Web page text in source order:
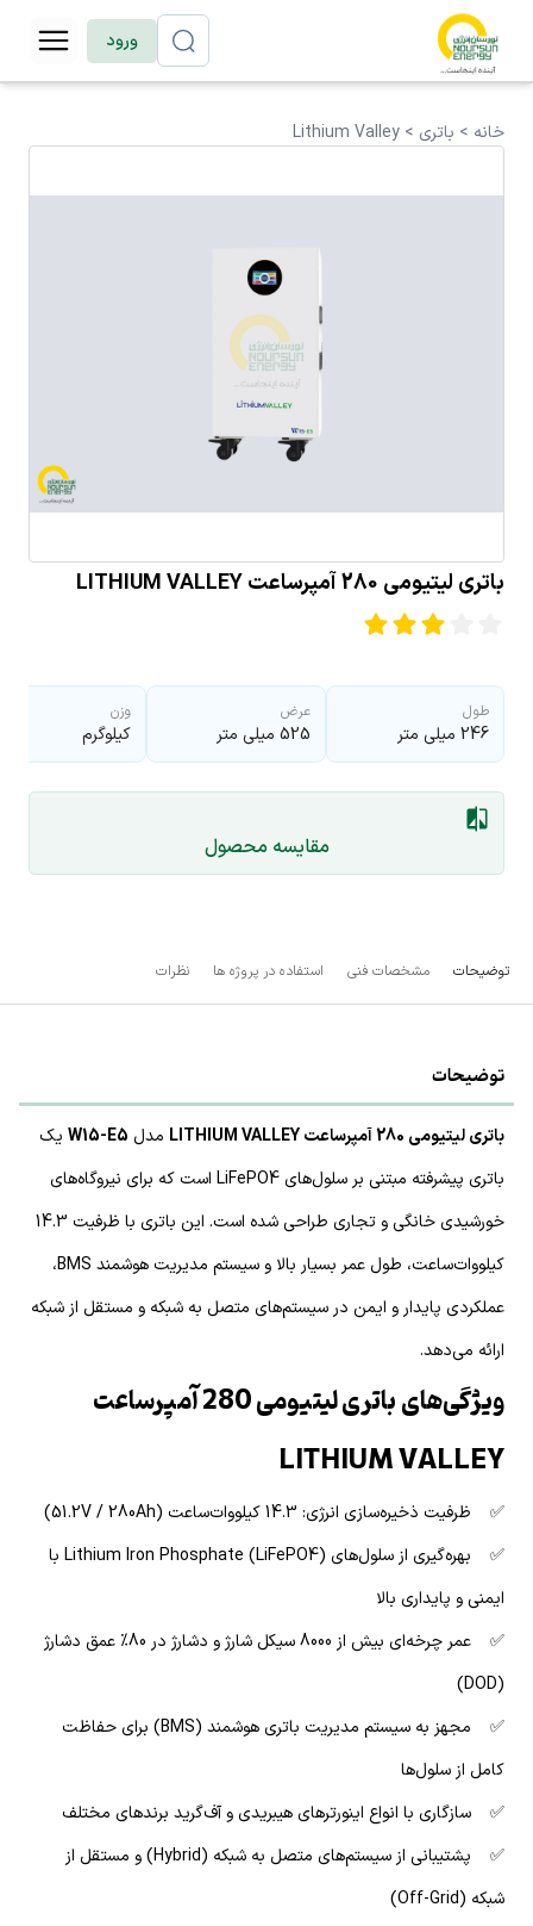
ورود
خانه > باتری >
Lithium Valley
باتری لیتیومی 280 آمپرساعت LITHIUM VALLEY
طول
246 میلی متر
عرض
525 میلی متر
وزن
کیلوگرم
مقایسه محصول
توضیحات مشخصات فنی استفاده در پروژه ها نظرات
توضیحات
باتری لیتیومی 280 آمپرساعت LITHIUM VALLEY مدل W15-E5 یک
باتری پیشرفته مبتنی بر سلول‌های LiFePO4 است که برای نیروگاه‌های
خورشیدی خانگی و تجاری طراحی شده است. این باتری با ظرفیت 14.3
کیلووات‌ساعت، طول عمر بسیار بالا و سیستم مدیریت هوشمند BMS،
عملکردی پایدار و ایمن در سیستم‌های متصل به شبکه و مستقل از شبکه
ارائه می‌دهد.
ویژگی‌های باتری لیتیومی 280 آمپرساعت
LITHIUM VALLEY
✅ ظرفیت ذخیره‌سازی انرژی: 14.3 کیلووات‌ساعت (51.2V / 280Ah)
✅ بهره‌گیری از سلول‌های Lithium Iron Phosphate (LiFePO4) با
ایمنی و پایداری بالا
✅ عمر چرخه‌ای بیش از 8000 سیکل شارژ و دشارژ در 80% عمق دشارژ
(DOD)
✅ مجهز به سیستم مدیریت باتری هوشمند (BMS) برای حفاظت
کامل از سلول‌ها
✅ سازگاری با انواع اینورترهای هیبریدی و آف‌گرید برندهای مختلف
✅ پشتیبانی از سیستم‌های متصل به شبکه (Hybrid) و مستقل از
شبکه (Off-Grid)